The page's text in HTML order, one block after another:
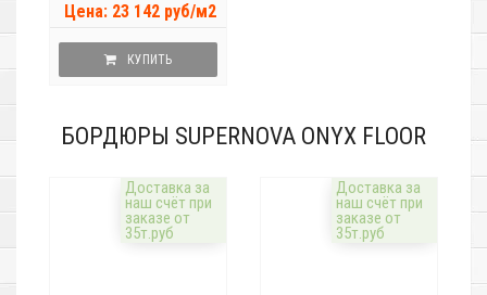
Цена: 23 142 руб/м2
КУПИТЬ
БОРДЮРЫ SUPERNOVA ONYX FLOOR
Доставка за
наш счёт при
заказе от
35т.руб
Доставка за
наш счёт при
заказе от
35т.руб